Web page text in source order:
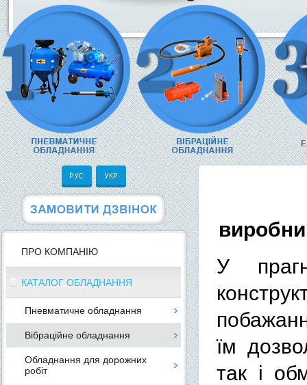
ПРО КОМПАНІЮ
КАТАЛОГ ОБЛАДНАННЯ
Пневматичне обладнання
Вібраційне обладнання
Обладнання для дорожних
робіт
У
їм
так і